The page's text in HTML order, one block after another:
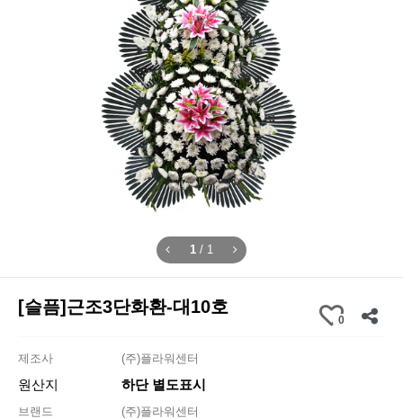
1 / 1
[슬픔]근조3단화환-대10호
0
제조사 (주)플라워센터
원산지 하단 별도표시
브랜드 (주)플라워센터